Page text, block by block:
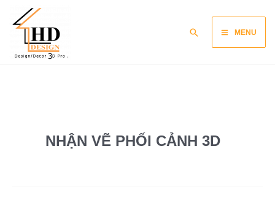
content
Search
Main
Menu
MENU
NHẬN VẼ PHỐI CẢNH 3D